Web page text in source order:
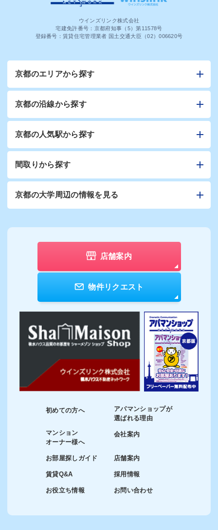
ウインズリンク株式会社
宅建免許番号：京都府知事（5）第11578号
登録番号：賃貸住宅管理業者 国土交通大臣（02）006620号
京都のエリアから探す
京都の沿線から探す
京都の人気駅から探す
間取りから探す
京都の大学周辺の情報を見る
店舗案内
物件リクエスト
初めての方へ
マンション
オーナー様へ
お部屋探しガイド
賃貸Q&A
お役立ち情報
アパマンショップが
選ばれる理由
会社案内
店舗案内
採用情報
お問い合わせ